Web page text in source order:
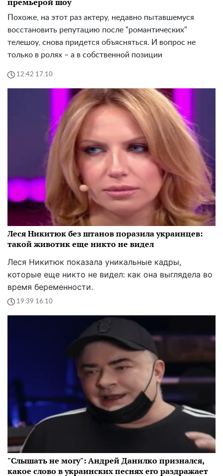
Похоже, на этот раз актеру, недавно пытавшемуся
восстановить репутацию после "романтических"
телешоу, снова придется объясняться. И вопрос не
только в ролях – а в собственной позиции
12:42 17.10
Леся Никитюк без штанов поразила украинцев:
такой животик еще никто не видел
Леся Никитюк показала уникальные кадры,
которые еще никто не видел: как она выглядела во
время беременности.
19:39 16.10
"Слышать не могу": Андрей Данилко признался,
какое слово в украинских песнях его раздражает